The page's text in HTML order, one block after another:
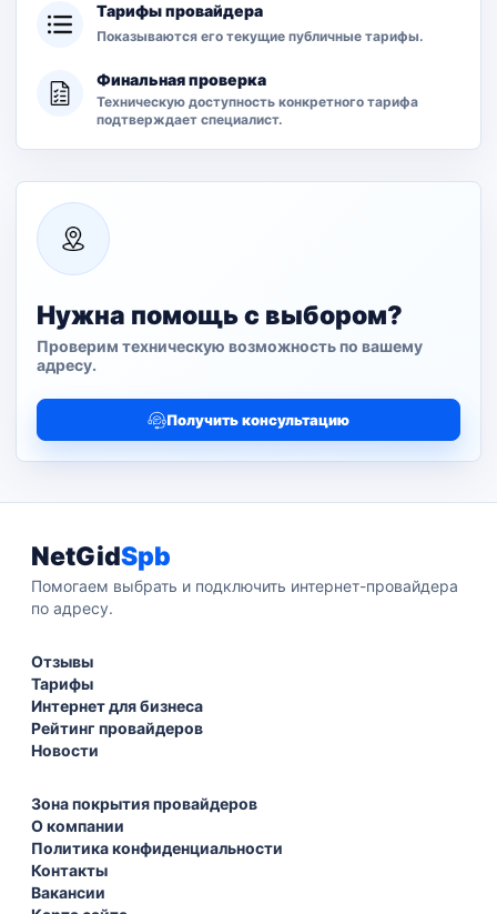
Тарифы провайдера
Показываются его текущие публичные тарифы.
Финальная проверка
Техническую доступность конкретного тарифа
подтверждает специалист.
Нужна помощь с выбором?
Проверим техническую возможность по вашему
адресу.
Получить консультацию
NetGidSpb
Помогаем выбрать и подключить интернет-провайдера
по адресу.
Отзывы
Тарифы
Интернет для бизнеса
Рейтинг провайдеров
Новости
Зона покрытия провайдеров
О компании
Политика конфиденциальности
Контакты
Вакансии